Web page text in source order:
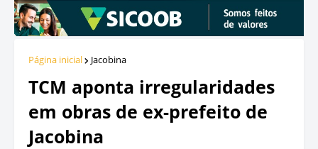
Página inicial Jacobina
TCM aponta irregularidades
em obras de ex-prefeito de
Jacobina